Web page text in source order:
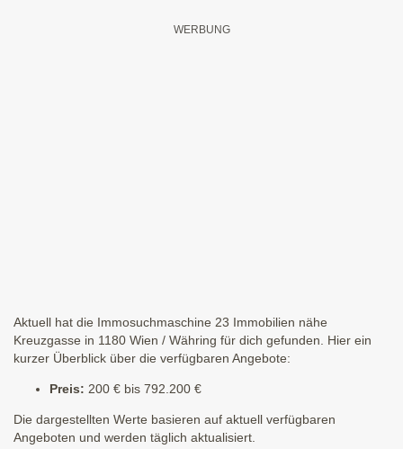
Aktuell hat die Immosuchmaschine 23 Immobilien nähe
Kreuzgasse in 1180 Wien / Währing für dich gefunden. Hier ein
kurzer Überblick über die verfügbaren Angebote:
Preis: 200 € bis 792.200 €
Die dargestellten Werte basieren auf aktuell verfügbaren
Angeboten und werden täglich aktualisiert.